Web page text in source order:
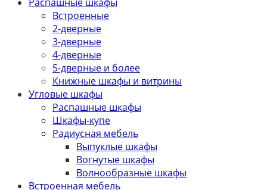
Встроенные
2-дверные
3-дверные
4-дверные
5-дверные и более
Книжные шкафы и витрины
Угловые шкафы
Распашные шкафы
Шкафы-купе
Радиусная мебель
Выпуклые шкафы
Вогнутые шкафы
Волнообразные шкафы
Встроенная мебель